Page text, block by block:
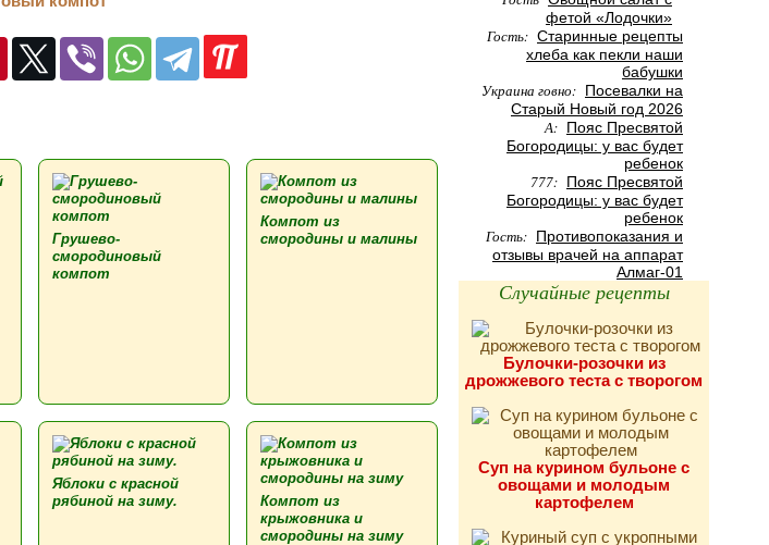
Грушево-
смородиновый
компот
Компот из
смородины и малины
Яблоки с красной
рябиной на зиму.
Компот из
крыжовника и
смородины на зиму
фетой «Лодочки»
Гость: Старинные рецепты
хлеба как пекли наши
бабушки
Украина говно: Посевалки на
Старый Новый год 2026
А: Пояс Пресвятой
Богородицы: у вас будет
ребенок
777: Пояс Пресвятой
Богородицы: у вас будет
ребенок
Гость: Противопоказания и
отзывы врачей на аппарат
Алмаг-01
Случайные рецепты
Булочки-розочки из
дрожжевого теста с творогом
Суп на курином бульоне с
овощами и молодым
картофелем